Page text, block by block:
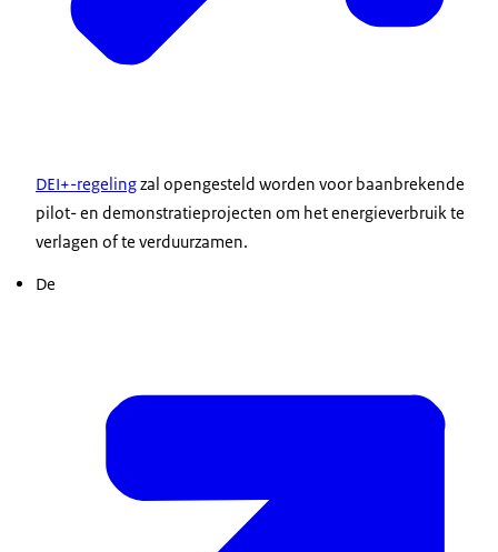
DEI+-regelingzal opengesteld worden voor baanbrekende
pilot- en demonstratieprojecten om het energieverbruik te
verlagen of te verduurzamen.
De